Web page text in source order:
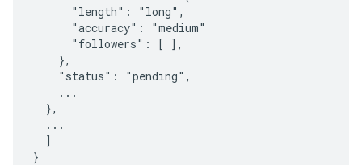
      "length": "long",
      "accuracy": "medium"
      "followers": [ ],
    },
    "status": "pending",
    ...
  },
  ...
  ]
}